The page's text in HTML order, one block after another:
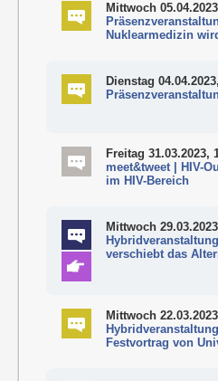
Mittwoch
Nuklearmedizin
Dienstag
Freitag 31.03.2023,
meet&tweet | HIV-
im HIV-Bereich
Mittwoch
verschiebt das
Mittwoch
Festvortrag von